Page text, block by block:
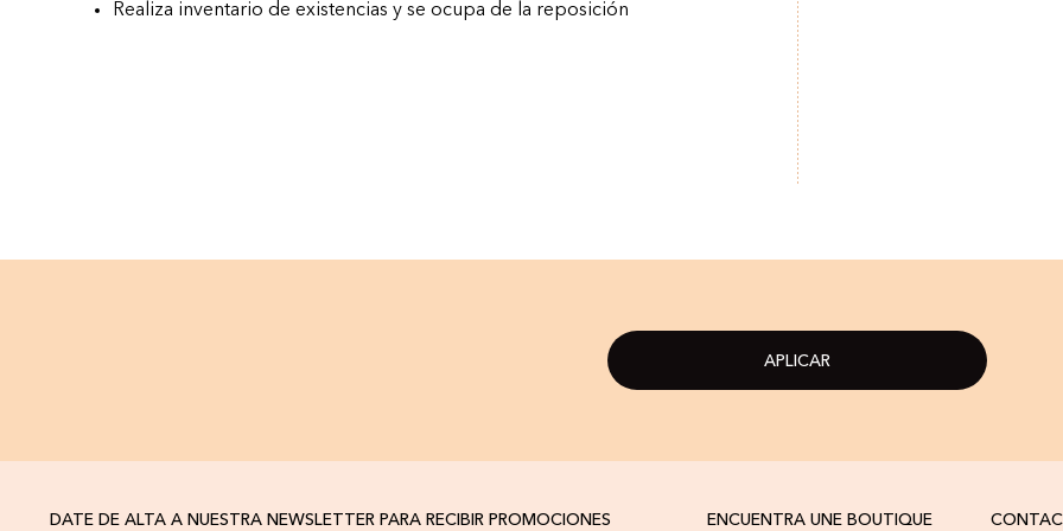
Realiza inventario de existencias y se ocupa de la reposición
APLICAR
DATE DE ALTA A NUESTRA NEWSLETTER PARA RECIBIR PROMOCIONES ENCUENTRA UNE BOUTIQUE